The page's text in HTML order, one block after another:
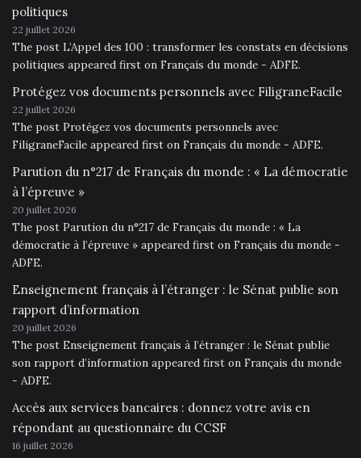
politiques
22 juillet 2026
The post L’Appel des 100 : transformer les constats en décisions
politiques appeared first on Français du monde - ADFE.
Protégez vos documents personnels avec FiligraneFacile
22 juillet 2026
The post Protégez vos documents personnels avec
FiligraneFacile appeared first on Français du monde - ADFE.
Parution du n°217 de Français du monde : « La démocratie
à l’épreuve »
20 juillet 2026
The post Parution du n°217 de Français du monde : « La
démocratie à l’épreuve » appeared first on Français du monde -
ADFE.
Enseignement français à l’étranger : le Sénat publie son
rapport d’information
20 juillet 2026
The post Enseignement français à l’étranger : le Sénat publie
son rapport d’information appeared first on Français du monde
- ADFE.
Accès aux services bancaires : donnez votre avis en
répondant au questionnaire du CCSF
16 juillet 2026